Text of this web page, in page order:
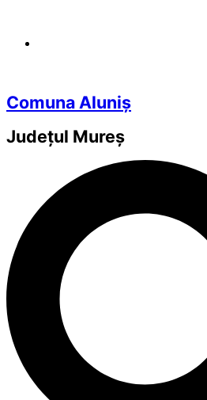
Comuna Aluniș
Județul Mureș